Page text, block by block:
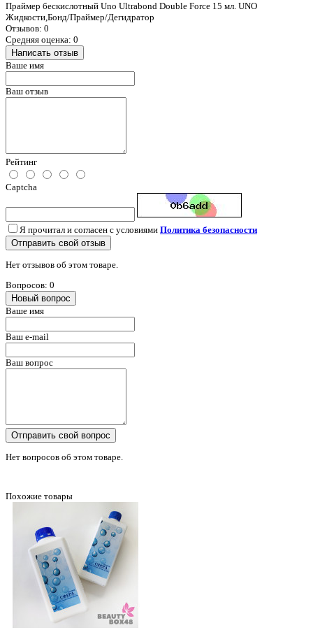
Праймер бескислотный Uno Ultrabond Double Force 15 мл. UNO
Жидкости,Бонд/Праймер/Дегидратор
Отзывов: 0
Средняя оценка: 0
Написать отзыв
Ваше имя
Ваш отзыв
Рейтинг
Captcha
Я прочитал и согласен с условиями Политика безопасности
Отправить свой отзыв
Нет отзывов об этом товаре.
Вопросов: 0
Новый вопрос
Ваше имя
Ваш e-mail
Ваш вопрос
Отправить свой вопрос
Нет вопросов об этом товаре.
Похожие товары